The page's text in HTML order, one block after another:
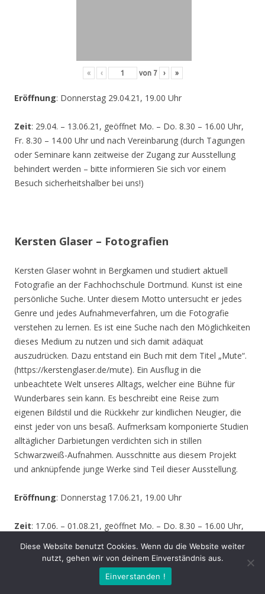
« ‹ von 7 › »
Eröffnung: Donnerstag 29.04.21, 19.00 Uhr
Zeit: 29.04. – 13.06.21, geöffnet Mo. – Do. 8.30 – 16.00 Uhr,
Fr. 8.30 – 14.00 Uhr und nach Vereinbarung (durch Tagungen
oder Seminare kann zeitweise der Zugang zur Ausstellung
behindert werden – bitte informieren Sie sich vor einem
Besuch sicherheitshalber bei uns!)
Kersten Glaser – Fotografien
Kersten Glaser wohnt in Bergkamen und studiert aktuell
Fotografie an der Fachhochschule Dortmund. Kunst ist eine
persönliche Suche. Unter diesem Motto untersucht er jedes
Genre und jedes Aufnahmeverfahren, um die Fotografie
verstehen zu lernen. Es ist eine Suche nach den Möglichkeiten
dieses Medium zu nutzen und sich damit adäquat
auszudrücken. Dazu entstand ein Buch mit dem Titel „Mute“.
(https://kerstenglaser.de/mute). Ein Ausflug in die
unbeachtete Welt unseres Alltags, welcher eine Bühne für
Wunderbares sein kann. Es beschreibt eine Reise zum
eigenen Bildstil und die Rückkehr zur kindlichen Neugier, die
einst jeder von uns besaß. Aufmerksam komponierte Studien
alltäglicher Darbietungen verdichten sich in stillen
Schwarzweiß-Aufnahmen. Ausschnitte aus diesem Projekt
und anknüpfende junge Werke sind Teil dieser Ausstellung.
Eröffnung: Donnerstag 17.06.21, 19.00 Uhr
Zeit: 17.06. – 01.08.21, geöffnet Mo. – Do. 8.30 – 16.00 Uhr,
oder Seminare kann zeitweise der Zugang zur Ausstellung
behindert werden – bitte informieren Sie sich vor einem
Besuch sicherheitshalber bei uns!)
Diese Website benutzt Cookies. Wenn du die Website weiter
nutzt, gehen wir von deinem Einverständnis aus.
Einverstanden !